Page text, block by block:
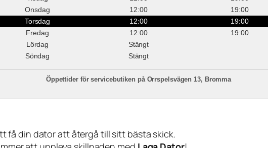
Onsdag
12:00
19:00
Torsdag
12:00
19:00
Fredag
12:00
19:00
Lördag
Stängt
Söndag
Stängt
Öppettider för servicebutiken på Orrspelsvägen 13, Bromma
få din dator att återgå till sitt bästa skick.